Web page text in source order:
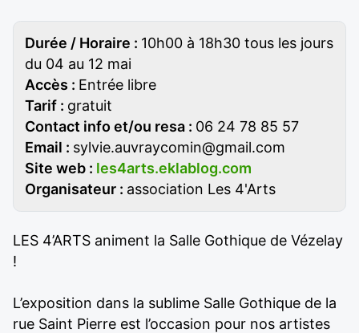
Durée / Horaire : 10h00 à 18h30 tous les jours
du 04 au 12 mai
Accès : Entrée libre
Tarif : gratuit
Contact info et/ou resa : 06 24 78 85 57
Email : sylvie.auvraycomin@gmail.com
Site web : les4arts.eklablog.com
Organisateur : association Les 4'Arts
LES 4’ARTS animent la Salle Gothique de Vézelay
!
L’exposition dans la sublime Salle Gothique de la
rue Saint Pierre est l’occasion pour nos artistes